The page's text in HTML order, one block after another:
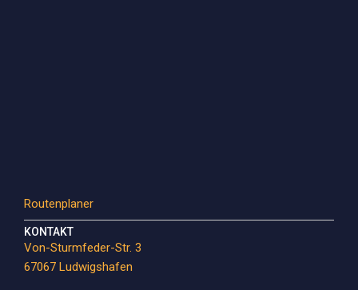
Routenplaner
KONTAKT
Von-Sturmfeder-Str. 3
67067 Ludwigshafen